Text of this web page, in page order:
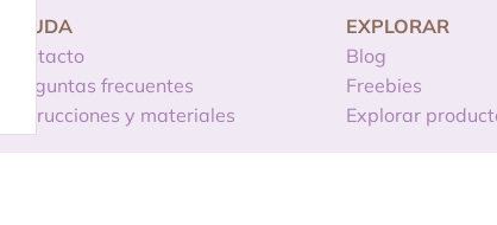
AYUDA
Contacto
Preguntas frecuentes
Instrucciones y materiales
EXPLORAR
Blog
Freebies
Explorar